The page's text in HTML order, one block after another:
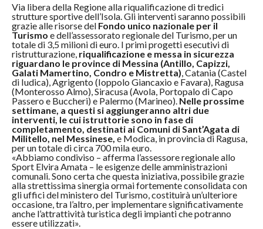
Via libera della Regione alla riqualificazione di tredici
strutture sportive dell’Isola. Gli interventi saranno possibili
grazie alle risorse del Fondo unico nazionale per il
Turismo e dell’assessorato regionale del Turismo, per un
totale di 3,5 milioni di euro. I primi progetti esecutivi di
ristrutturazione, riqualificazione e messa in sicurezza
riguardano le province di Messina (Antillo, Capizzi,
Galati Mamertino, Condro e Mistretta), Catania (Castel
di Iudica), Agrigento (Ioppolo Giancaxio e Favara), Ragusa
(Monterosso Almo), Siracusa (Avola, Portopalo di Capo
Passero e Buccheri) e Palermo (Marineo). Nelle prossime
settimane, a questi si aggiungeranno altri due
interventi, le cui istruttorie sono in fase di
completamento, destinati ai Comuni di Sant’Agata di
Militello, nel Messinese, e Modica, in provincia di Ragusa,
per un totale di circa 700 mila euro.
«Abbiamo condiviso – afferma l’assessore regionale allo
Sport Elvira Amata – le esigenze delle amministrazioni
comunali. Sono certa che questa iniziativa, possibile grazie
alla strettissima sinergia ormai fortemente consolidata con
gli uffici del ministero del Turismo, costituirà un’ulteriore
occasione, tra l’altro, per implementare significativamente
anche l’attrattività turistica degli impianti che potranno
essere utilizzati».